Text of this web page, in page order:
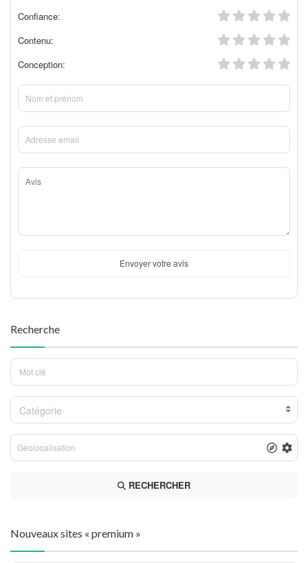
Confiance:
Contenu:
Conception:
Envoyer votre avis
Recherche
Catégorie
RECHERCHER
Nouveaux sites « premium »